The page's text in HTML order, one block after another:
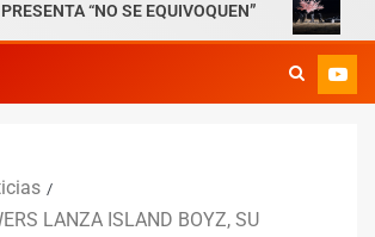
SE EQUIVOQUEN” RØZ
LANZA ISLAND BOYZ, SU